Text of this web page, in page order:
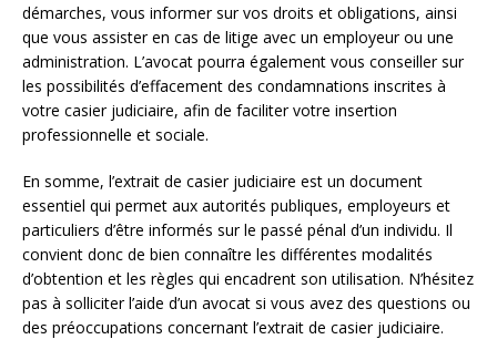
démarches, vous informer sur vos droits et obligations, ainsi
que vous assister en cas de litige avec un employeur ou une
administration. L’avocat pourra également vous conseiller sur
les possibilités d’effacement des condamnations inscrites à
votre casier judiciaire, afin de faciliter votre insertion
professionnelle et sociale.
En somme, l’extrait de casier judiciaire est un document
essentiel qui permet aux autorités publiques, employeurs et
particuliers d’être informés sur le passé pénal d’un individu. Il
convient donc de bien connaître les différentes modalités
d’obtention et les règles qui encadrent son utilisation. N’hésitez
pas à solliciter l’aide d’un avocat si vous avez des questions ou
des préoccupations concernant l’extrait de casier judiciaire.